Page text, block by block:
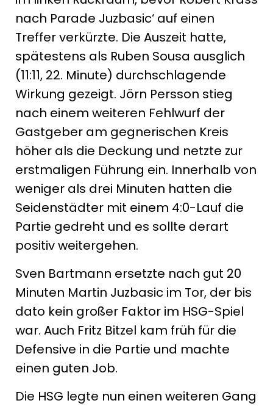
nach Parade Juzbasic‘ auf einen
Treffer verkürzte. Die Auszeit hatte,
spätestens als Ruben Sousa ausglich
(11:11, 22. Minute) durchschlagende
Wirkung gezeigt. Jörn Persson stieg
nach einem weiteren Fehlwurf der
Gastgeber am gegnerischen Kreis
höher als die Deckung und netzte zur
erstmaligen Führung ein. Innerhalb von
weniger als drei Minuten hatten die
Seidenstädter mit einem 4:0-Lauf die
Partie gedreht und es sollte derart
positiv weitergehen.
Sven Bartmann ersetzte nach gut 20
Minuten Martin Juzbasic im Tor, der bis
dato kein großer Faktor im HSG-Spiel
war. Auch Fritz Bitzel kam früh für die
Defensive in die Partie und machte
einen guten Job.
Die HSG legte nun einen weiteren Gang